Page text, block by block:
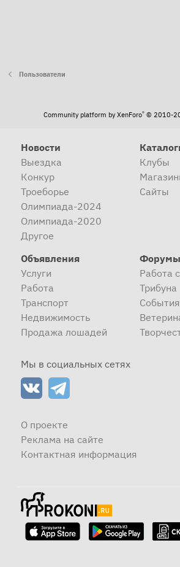
Пользователи
Community platform by XenForo® © 2010-
Новости
Выездка
Конкур
Троеборье
Олимпиада-2024
Олимпиада-2020
Другое
Клубы
Сайты
Объявления
Услуги
Работа
Транспорт
Недвижимость
Продажа лошадей
Форумы
Работа
Трибуна
События
Мы в социальных сетях
О проекте
Реклама на сайте
Контактная информация